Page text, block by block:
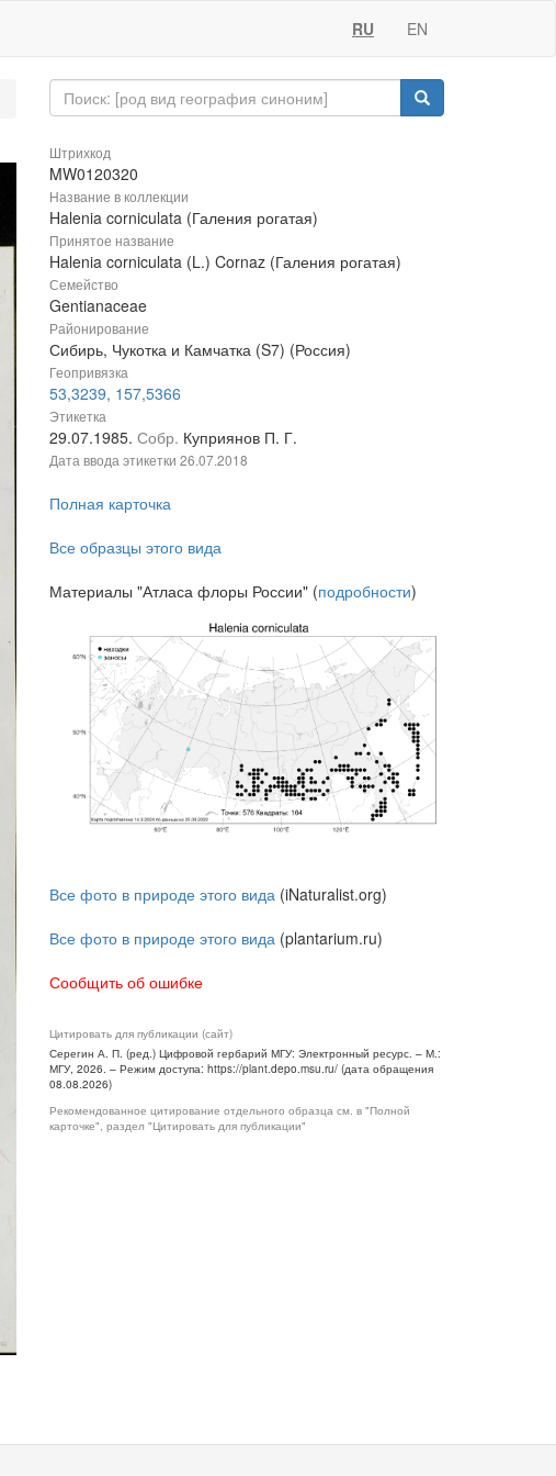
RU EN
Штрихкод
MW0120320
Название в коллекции
Halenia corniculata (Галения рогатая)
Принятое название
Halenia corniculata (L.) Cornaz (Галения рогатая)
Семейство
Gentianaceae
Районирование
Сибирь, Чукотка и Камчатка (S7) (Россия)
Геопривязка
53,3239, 157,5366
Этикетка
29.07.1985. Собр. Куприянов П. Г.
Дата ввода этикетки 26.07.2018
Полная карточка
Все образцы этого вида
Материалы "Атласа флоры России" (подробности)
Все фото в природе этого вида (iNaturalist.org)
Все фото в природе этого вида (plantarium.ru)
Сообщить об ошибке
Цитировать для публикации (сайт)
Серегин А. П. (ред.) Цифровой гербарий МГУ: Электронный ресурс. – М.:
МГУ, 2026. – Режим доступа: https://plant.depo.msu.ru/ (дата обращения
08.08.2026)
Рекомендованное цитирование отдельного образца см. в "Полной
карточке", раздел "Цитировать для публикации"